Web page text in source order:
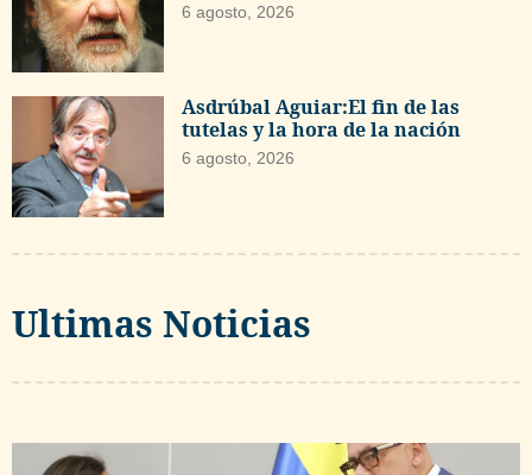
6 agosto, 2026
Asdrúbal Aguiar:El fin de las
tutelas y la hora de la nación
6 agosto, 2026
Ultimas Noticias